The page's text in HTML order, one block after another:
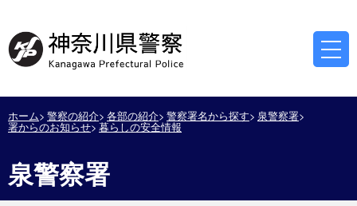
ホーム 警察の紹介 各部の紹介 警察署名から探す 泉警察署
署からのお知らせ 暮らしの安全情報
泉警察署